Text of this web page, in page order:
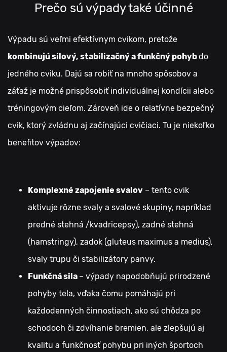
Prečo sú výpady také účinné
Výpadu sú veľmi efektívnym cvikom, pretože
kombinujú silový, stabilizačný a funkčný pohybdo
jedného cviku. Dajú sa robiť na mnoho spôsobov a
záťaž je možné prispôsobiť individuálnej kondícii alebo
tréningovým cieľom. Zároveň ide o relatívne bezpečný
cvik, ktorý zvládnu aj začínajúci cvičiaci. Tu je niekoľko
benefitov výpadov:
Komplexné zapojenie svalov – tento cvik
aktivuje rôzne svaly a svalové skupiny, napríklad
predné stehná /kvadricepsy), zadné stehná
(hamstringy), zadok (gluteus maximus a medius),
svaly trupu či stabilizátory panvy.
Funkčná sila – výpady napodobňujú prirodzené
pohyby tela, vďaka čomu pomáhajú pri
každodenných činnostiach, ako sú chôdza po
schodoch či zdvíhanie bremien, ale zlepšujú aj
kvalitu a funkčnosť pohybu pri iných športoch